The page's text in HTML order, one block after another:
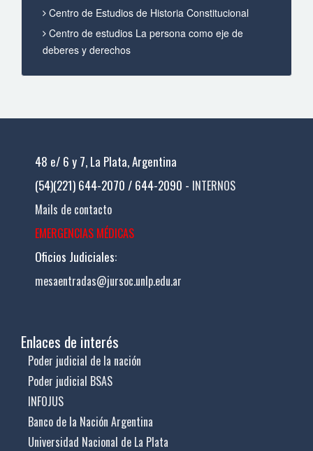
Centro de Estudios de Historia Constitucional
Centro de estudios La persona como eje de
deberes y derechos
48 e/ 6 y 7, La Plata, Argentina
(54)(221) 644-2070 / 644-2090 - INTERNOS
Mails de contacto
EMERGENCIAS MÉDICAS
Oficios Judiciales:
mesaentradas@jursoc.unlp.edu.ar
Enlaces de interés
Poder judicial de la nación
Poder judicial BSAS
INFOJUS
Banco de la Nación Argentina
Universidad Nacional de La Plata